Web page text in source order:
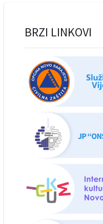
BRZI LINKOVI